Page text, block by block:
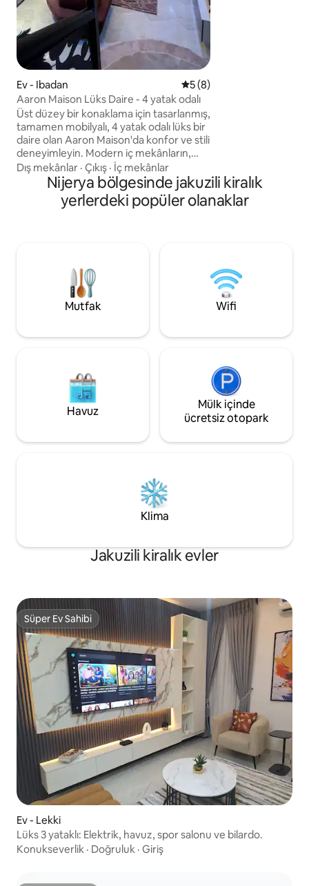
Ev - Ibadan 5 üzerinden ortalama 5
5 (8)
Aaron Maison Lüks Daire - 4 yatak odalı
Üst düzey bir konaklama için tasarlanmış,
tamamen mobilyalı, 4 yatak odalı lüks bir
daire olan Aaron Maison'da konfor ve stili
deneyimleyin. Modern iç mekânların,
tam donanımlı bir mutfağın, hızlı
kablosuz internet bağlantısının ve akıllı
eğlencenin (Netflix ve DStv) keyfini
dinlenin veya çardaklı dinlenme alanında
mükemmel bir karışımı.
Dış mekânlar · Çıkış · İç mekânlar
Nijerya bölgesinde jakuzili kiralık
yerlerdeki popüler olanaklar
Mutfak Wifi
Havuz
Mülk içinde
ücretsiz otopark
Klima
Jakuzili kiralık evler
Süper Ev Sahibi
Süper Ev Sahibi
Ev - Lekki
Lüks 3 yataklı: Elektrik, havuz, spor salonu ve bilardo.
Konukseverlik · Doğruluk · Giriş